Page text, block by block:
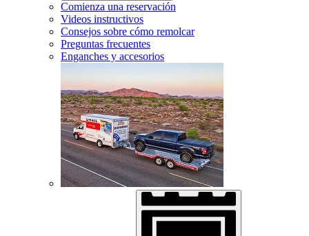
Comienza una reservación
Videos instructivos
Consejos sobre cómo remolcar
Preguntas frecuentes
Enganches y accesorios